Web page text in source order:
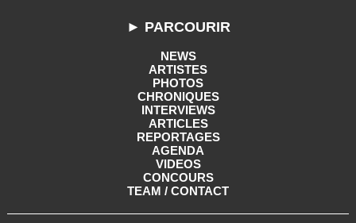
► PARCOURIR
NEWS
ARTISTES
PHOTOS
CHRONIQUES
INTERVIEWS
ARTICLES
REPORTAGES
AGENDA
VIDEOS
CONCOURS
TEAM / CONTACT